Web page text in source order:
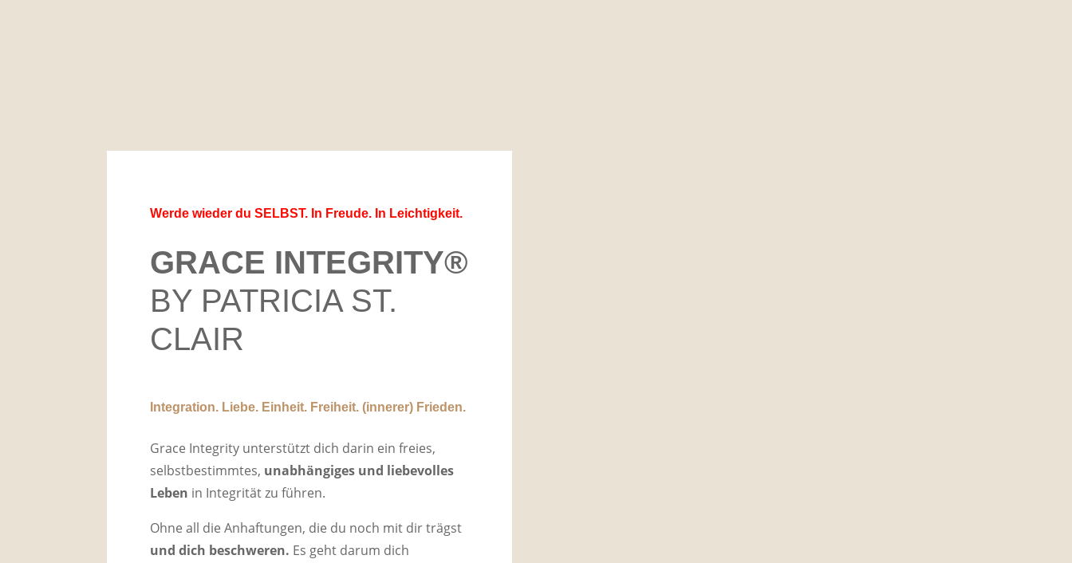
Werde wieder du SELBST. In Freude. In Leichtigkeit.
GRACE INTEGRITY®
BY PATRICIA ST.
CLAIR
Integration. Liebe. Einheit. Freiheit. (innerer) Frieden.
Grace Integrity unterstützt dich darin ein freies,
selbstbestimmtes, unabhängiges und liebevolles
Leben in Integrität zu führen.
Ohne all die Anhaftungen, die du noch mit dir trägst
und dich beschweren. Es geht darum dich